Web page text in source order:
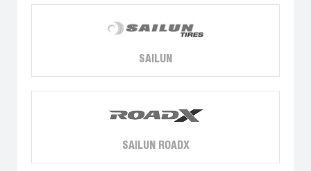
SAILUN
SAILUN ROADX